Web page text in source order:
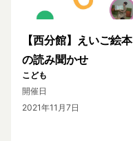
【西分館】えいご絵本
の読み聞かせ
こども
開催日
2021年11月7日